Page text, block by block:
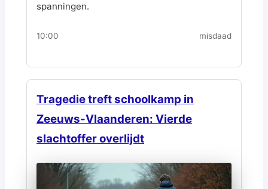
spanningen.
10:00 misdaad
Tragedie treft schoolkamp in
Zeeuws-Vlaanderen: Vierde
slachtoffer overlijdt